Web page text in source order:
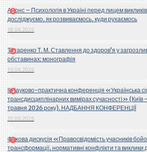
Анонс – Психологія в Україні перед лицем
досліджуємо, як розвиваємось, куди рухаємось
18.06.2026
Титаренко Т. М. Ставлення до здоров’я у
обставинах: монографія
16.06.2026
ІІ Науково-практична конференція «Українська
трансдисциплінарних вимірах сучасності» (Київ
травня 2026 року). НАДБАННЯ КОНФЕРЕНЦІЇ
10.06.2026
Фахова дискусія «Правосвідомість учасників
трансформації, нормативні конфлікти та